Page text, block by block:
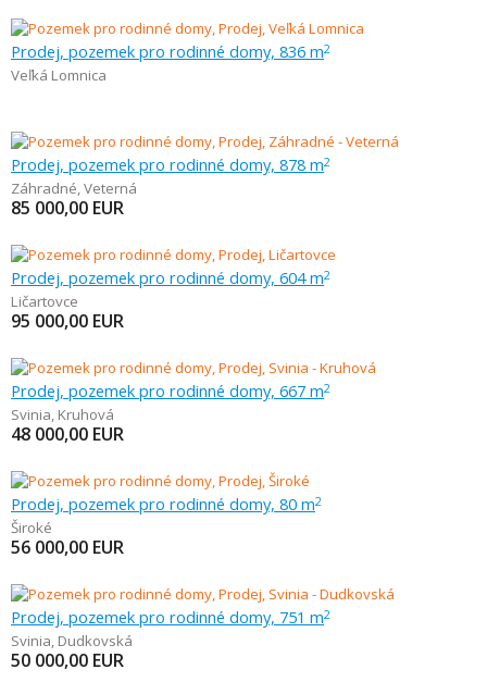
Prodej, pozemek pro rodinné domy, 836 m2
Veľká Lomnica
Prodej, pozemek pro rodinné domy, 878 m2
Záhradné,Veterná
85 000,00 EUR
Prodej, pozemek pro rodinné domy, 604 m2
Ličartovce
95 000,00 EUR
Prodej, pozemek pro rodinné domy, 667 m2
Svinia, Kruhová
48 000,00 EUR
Prodej, pozemek pro rodinné domy, 80 m2
Široké
56 000,00 EUR
Prodej, pozemek pro rodinné domy, 751 m2
Svinia, Dudkovská
50 000,00 EUR